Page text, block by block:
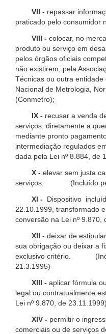
VII - repassar
praticado pelo consumidor
VIII - colocar, no
produto ou serviço em
pelos órgãos oficiais
não existirem, pela
Técnicas ou outra
Nacional de Metrologia,
(Conmetro);
IX - recusar a venda
serviços, diretamente a
mediante pronto
intermediação
dada pela Lei nº 8.884, de
X - elevar sem justa
serviços. (Incluído pela
XI -
Dispositivo
22.10.1999, transformado
conversão na Lei nº 9.870,
XII - deixar de
sua obrigação ou deixar a
exclusivo critério.
21.3.1995)
XIII - aplicar fórmula
legal ou
Lei nº 9.870, de 23.11.1999)
XIV - permitir o
comerciais ou de serviços